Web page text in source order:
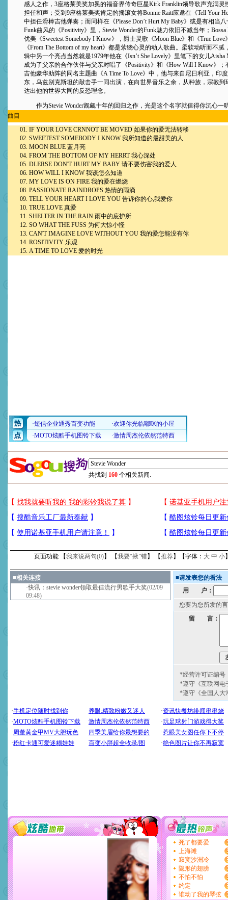
感人之作，3座格莱美奖加冕的福音界传奇巨星Kirk Franklin领导歌声充满灵
担任和声；受到9座格莱美奖肯定的摇滚女将Bonnie Raitt应邀在《Tell Your
中担任滑棒吉他弹奏；而同样在《Please Don’t Hurt My Baby》或是有相当
Funk曲风的《Positivity》里，Stevie Wonder的Funk魅力依旧不减当年；
优美《Sweetest Somebody I Know》，爵士灵歌《Moon Blue》和《True
《From The Bottom of my heart》都是萦绕心灵的动人歌曲。柔软动听而不
辑中另一个亮点当然就是1979年他在《Isn’t She Lovely》里笔下的女儿Aisha
成为了父亲的合作伙伴与父亲对唱了《Positivity》和《How Will I Know》；
吉他豪华助阵的同名主题曲《A Time To Love》中，他与来自尼日利亚，印
东，乌兹别克斯坦的敲击手一同出演，在向世界音乐之余，从种族，宗教到
达出他的世界大同的反恐理念。
作为Stevie Wonder觊觎十年的回归之作，光是这个名字就值得你沉心一
曲目
01. IF YOUR LOVE CRNNOT BE MOVED 如果你的爱无法转移
02. SWEETEST SOMEBODY I KNOW 我所知道的最甜美的人
03. MOON BLUE 蓝月亮
04. FROM THE BOTTOM OF MY HERRT 我心深处
05. DLERSE DON'T HURT MY BABY 请不要伤害我的爱人
06. HOW WILL I KNOW 我该怎么知道
07. MY LOVE IS ON FIRE 我的爱在燃烧
08. PASSIONATE RAINDROPS 热情的雨滴
09. TELL YOUR HEART I LOVE YOU 告诉你的心,我爱你
10. TRUE LOVE 真爱
11. SHELTER IN THE RAIN 雨中的庇护所
12. SO WHAT THE FUSS 为何大惊小怪
13. CAN'T IMAGINE LOVE WITHOUT YOU 我的爱怎能没有你
14. ROSITIVITY 乐观
15. A TIME TO LOVE 爱的时光
共找到 160 个相关新闻.
页面功能 【我来说两句(0)】 【我要“揪”错】 【推荐】【字体： 大 中 小
■相关连接
·快讯：stevie wonder领取最佳流行男歌手大奖(02/09
09:48)
■请发表您的看法
用 户：
您要为您所发的
留 言：
*经营许可证编号
*遵守《互联网电
*遵守《全国人大